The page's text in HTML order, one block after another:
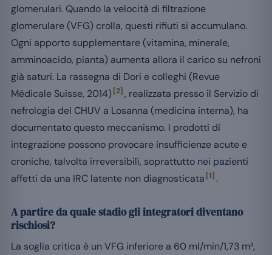
glomerulari. Quando la velocità di filtrazione
glomerulare (VFG) crolla, questi rifiuti si accumulano.
Ogni apporto supplementare (vitamina, minerale,
amminoacido, pianta) aumenta allora il carico su nefroni
già saturi. La rassegna di Dori e colleghi (Revue
Médicale Suisse, 2014) [2] , realizzata presso il Servizio di
nefrologia del CHUV a Losanna (medicina interna), ha
documentato questo meccanismo. I prodotti di
integrazione possono provocare insufficienze acute e
croniche, talvolta irreversibili, soprattutto nei pazienti
affetti da una IRC latente non diagnosticata [1] .
A partire da quale stadio gli integratori diventano
rischiosi?
La soglia critica è un VFG inferiore a 60 ml/min/1,73 m²,